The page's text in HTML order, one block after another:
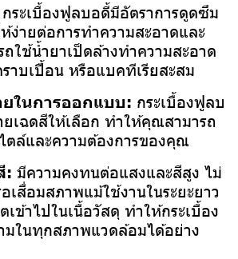
กระเบื้องฟูลบอดี้มีอัตราการดูดซึม
ายต่อการทำความสะอาดและ
ใช้น้ำยาเป็ดล้างทำความสะอาด
าบเปื้อน หรือแบคทีเรียสะสม
ในการออกแบบ: กระเบื้องฟูลบ
เฉดสีให้เลือก ทำให้คุณสามารถ
ตล์และความต้องการของคุณ
: มีความคงทนต่อแสงและสีสูง ไม่
เสื่อมสภาพแม้ใช้งานในระยะยาว
ข้าไปในเนื้อวัสดุ ทำให้กระเบื้อง
มในทุกสภาพแวดล้อมได้อย่าง